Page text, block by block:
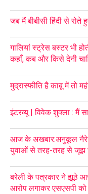
जब मैं बीबीसी हिंदी से रोते
गालियां स्ट्रेस बस्टर भी
कहाँ, कब और किसे देनी
मुद्रास्फीति है काबू में तो
इंटरव्यू | विवेक शुक्ला : मैं
आज के अखबार:अनुकूल
युवाओं से तरह-तरह से जूझ
बरेली के पत्रकार ने झूठे
आरोप लगाकर एसएसपी को